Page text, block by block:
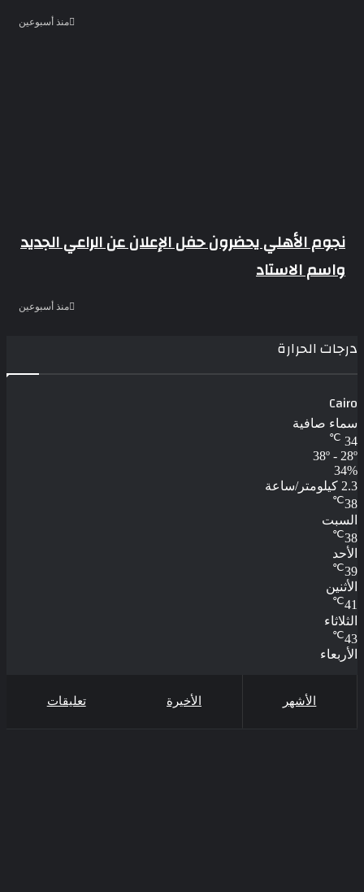
منذ أسبوعين
نجوم الأهلي يحضرون حفل الإعلان عن الراعي الجديد
واسم الاستاد
منذ أسبوعين
درجات الحرارة
Cairo
سماء صافية
34
℃
38º - 28º
34%
2.3 كيلومتر/ساعة
38
℃
السبت
38
℃
الأحد
39
℃
الأثنين
41
℃
الثلاثاء
43
℃
الأربعاء
الأشهر الأخيرة تعليقات